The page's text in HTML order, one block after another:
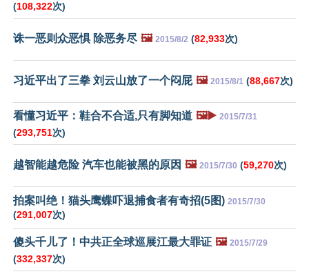
(108,322次)
诛一恶则众恶惧 除恶务尽 🖼️ 2015/8/2 (82,933次)
习近平出了三拳 刘云山放了一个闷屁 🖼️ 2015/8/1 (88,667次)
看懂习近平：鞋合不合适,只有脚知道 🖼️▶️ 2015/7/31
(293,751次)
越智能越危险 汽车也能被黑的原因 🖼️ 2015/7/30 (59,270次)
拍案叫绝！猫头鹰蝶吓退捕食者有奇招(5图) 2015/7/30
(291,007次)
傻头千儿了！中共正全球巡展江最大罪证 🖼️ 2015/7/29
(332,337次)